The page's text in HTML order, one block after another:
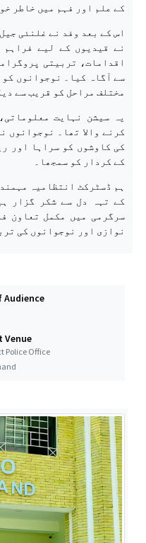
کے علم اور فہم میں خاطر
اس کے بعد وفد نے غلنئی
نے قیدیوں کے لیے فراہم
اقدامات، تربیتی
سے آگاہ کیا۔ نوجوانوں کو
مختلف مراحل کو قریب سے
یہ سیشن نہایت
کرنے والا تھا۔ نوجوانوں
کی کاوشوں کو سراہا اور
کے کردار کو سمجھا۔
ہم ڈسٹرکٹ انتظامیہ
کے تہہ دل سے شکر گزار
سرگرمی میں مکمل تعاون
نوازی اور نوجوانوں کی
Audience
Venue
Police Office